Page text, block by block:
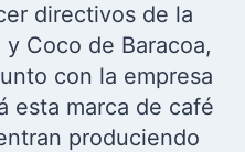
directivos de la
Coco de Baracoa,
con la empresa
esta marca de café
produciendo